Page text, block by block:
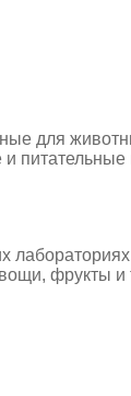
для
питательные
фрукты